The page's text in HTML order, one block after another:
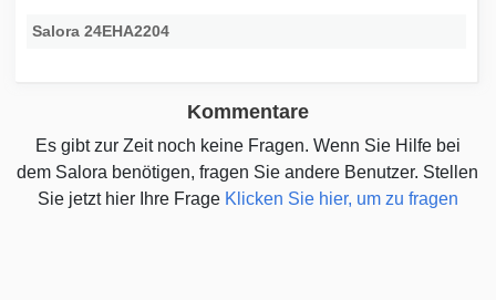
Salora 24EHA2204
Kommentare
Es gibt zur Zeit noch keine Fragen. Wenn Sie Hilfe bei
dem Salora benötigen, fragen Sie andere Benutzer. Stellen
Sie jetzt hier Ihre Frage Klicken Sie hier, um zu fragen